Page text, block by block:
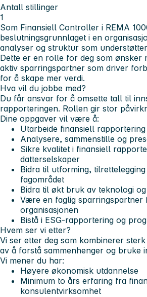
Antall stillinger
1
Som Finansiell Controller i REMA
beslutningsgrunnlaget i en
analyser og struktur som
Dette er en rolle for deg som
aktiv sparringspartner som driver
for å skape mer verdi.
Hva vil du jobbe med?
Du får ansvar for å omsette tall til
rapporteringen. Rollen gir stor
Dine oppgaver vil være å:
Utarbeide finansiell
Analysere, sammenstille og
Sikre kvalitet i finansiell
datterselskaper
Bidra til utforming,
fagområdet
Bidra til økt bruk av teknologi
Være en faglig sparringspartner
organisasjonen
Bistå i ESG-rapportering og
Hvem ser vi etter?
Vi ser etter deg som kombinerer
av å forstå sammenhenger og bruke
Vi mener du har:
Høyere økonomisk utdannelse
Minimum to års erfaring fra
konsulentvirksomhet